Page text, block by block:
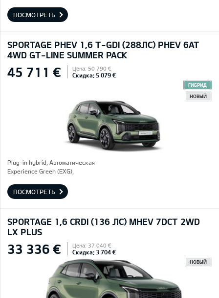
ПОСМОТРЕТЬ
SPORTAGE PHEV 1,6 T-GDI (288ЛС) PHEV 6AT
4WD GT-LINE SUMMER PACK
45 711 € Цена: 50 790 €
Скидка: 5 079 €
ГИБРИД
НОВЫЙ
Plug-in hybrid, Автоматическая
Experience Green (EXG),
ПОСМОТРЕТЬ
SPORTAGE 1,6 CRDI (136 ЛС) MHEV 7DCT 2WD
LX PLUS
33 336 € Цена: 37 040 €
Скидка: 3 704 €
НОВЫЙ